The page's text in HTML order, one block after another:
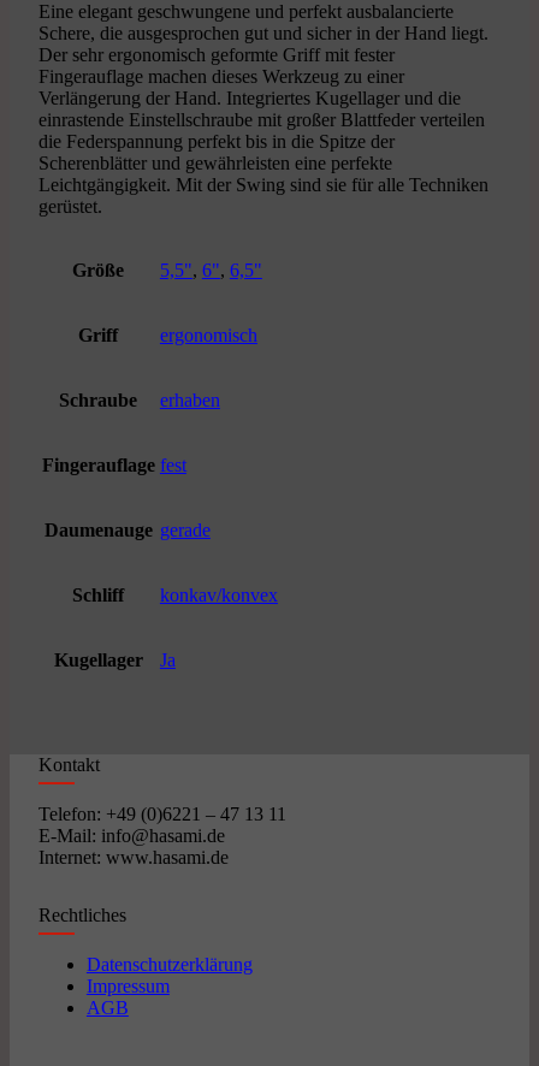
Eine elegant geschwungene und perfekt ausbalancierte
Schere, die ausgesprochen gut und sicher in der Hand liegt.
Der sehr ergonomisch geformte Griff mit fester
Fingerauflage machen dieses Werkzeug zu einer
Verlängerung der Hand. Integriertes Kugellager und die
einrastende Einstellschraube mit großer Blattfeder verteilen
die Federspannung perfekt bis in die Spitze der
Scherenblätter und gewährleisten eine perfekte
Leichtgängigkeit. Mit der Swing sind sie für alle Techniken
gerüstet.
Größe 5,5", 6", 6,5"
Griff ergonomisch
Schraube erhaben
Fingerauflage fest
Daumenauge gerade
Schliff konkav/konvex
Kugellager Ja
Kontakt
Telefon: +49 (0)6221 – 47 13 11
E-Mail: info@hasami.de
Internet: www.hasami.de
Rechtliches
Datenschutzerklärung
Impressum
AGB